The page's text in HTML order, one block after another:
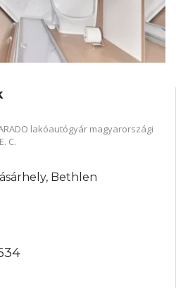
lakóautógyár magyarországi
C.
Bethlen